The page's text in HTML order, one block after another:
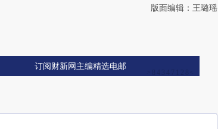
版面编辑：王璐瑶
订阅财新网主编精选电邮